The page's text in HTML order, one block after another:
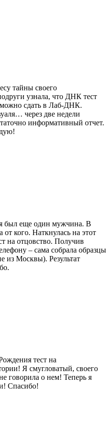
тайны своего
узнала, что ДНК тест
можно сдать в Лаб-ДНК.
через две недели
информативный отчет.
был еще один мужчина. В
от кого. Наткнулась на этот
на отцовство. Получив
– сама собрала образцы
из Москвы). Результат
тест на
Я смугловатый, своего
говорила о нем! Теперь я
Спасибо!